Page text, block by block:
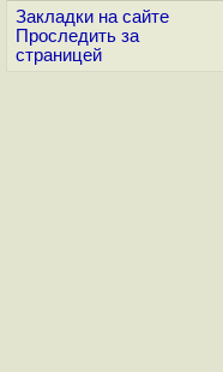
Закладки на сайте
Проследить за
страницей